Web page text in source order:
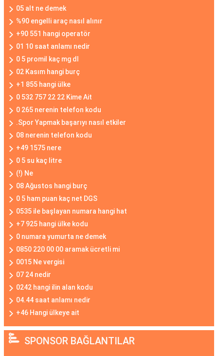
05 alt ne demek
%90 engelli araç nasıl alınır
+90 551 hangi operatör
01 10 saat anlamı nedir
0 5 promil kaç mg dl
02 Kasım hangi burç
+1 855 hangi ülke
0 532 757 22 22 Kime Ait
0 265 nerenin telefon kodu
.Spor Yapmak başarıyı nasıl etkiler
08 nerenin telefon kodu
+49 1575 nere
0 5 su kaç litre
(!) Ne
08 Ağustos hangi burç
0 5 ham puan kaç net DGS
0535 ile başlayan numara hangi hat
+7 925 hangi ülke kodu
0 numara yumurta ne demek
0850 220 00 00 aramak ücretli mi
0015 Ne vergisi
07 24 nedir
0242 hangi ilin alan kodu
04.44 saat anlamı nedir
+46 Hangi ülkeye ait
SPONSOR BAĞLANTILAR